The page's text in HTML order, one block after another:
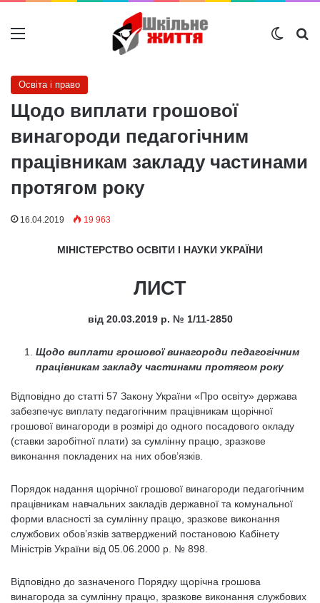
Меню
Освіта і право
Щодо виплати грошової
винагороди педагогічним
працівникам закладу частинами
протягом року
16.04.2019 19 963
МІНІСТЕРСТВО ОСВІТИ І НАУКИ УКРАЇНИ
ЛИСТ
від 20.03.2019 р. № 1/11-2850
Щодо виплати грошової винагороди педагогічним
працівникам закладу частинами протягом року
Відповідно до статті 57 Закону України «Про освіту» держава
забезпечує виплату педагогічним працівникам щорічної
грошової винагороди в розмірі до одного посадового окладу
(ставки заробітної плати) за сумлінну працю, зразкове
виконання покладених на них обов’язків.
Порядок надання щорічної грошової винагороди педагогічним
працівникам навчальних закладів державної та комунальної
форми власності за сумлінну працю, зразкове виконання
службових обов’язків затверджений постановою Кабінету
Міністрів України від 05.06.2000 р. № 898.
Відповідно до зазначеного Порядку щорічна грошова
винагорода за сумлінну працю, зразкове виконання службових